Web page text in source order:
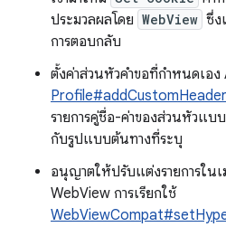
ประมวลผลโดย WebView ซึ่ง
การตอบกลับ
ตั้งค่าส่วนหัวคำขอที่กำหนดเอง
Profile#addCustomHeader
รายการคู่ชื่อ-ค่าของส่วนหัวแบ
กับรูปแบบต้นทางที่ระบุ
อนุญาตให้ปรับแต่งรายการใน
WebView การเรียกใช้